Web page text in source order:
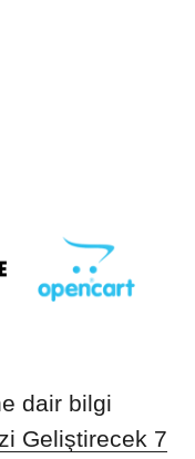
dair bilgi
Geliştirecek 7